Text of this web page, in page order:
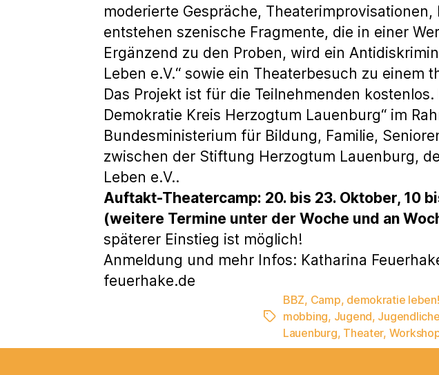
moderierte Gespräche,
entstehen szenische Fragmente, die in einer
Ergänzend zu den Proben, wird ein
Leben e.V.“ sowie ein Theaterbesuch zu
Das Projekt ist für die Teilnehmenden
Demokratie Kreis Herzogtum Lauenburg“ im
Bundesministerium für Bildung, Familie,
zwischen der Stiftung Herzogtum Lauenburg,
Leben e.V..
Auftakt-Theatercamp: 20. bis 23. Oktober, 10
(weitere Termine unter der Woche und an
späterer Einstieg ist möglich!
Anmeldung und mehr Infos: Katharina
feuerhake.de
Schlagwörter
BBZ, Camp, demokratie leben!
mobbing, Jugend, Jugendliche
Lauenburg, Theater,